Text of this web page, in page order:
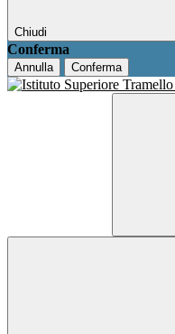
Chiudi
Conferma
Annulla Conferma